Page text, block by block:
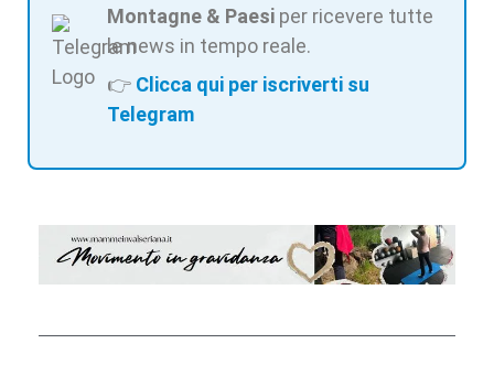
Montagne & Paesi per ricevere tutte
le news in tempo reale.
👉 Clicca qui per iscriverti su
Telegram